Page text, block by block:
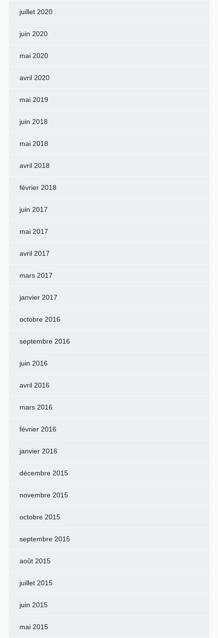
juillet 2020
juin 2020
mai 2020
avril 2020
mai 2019
juin 2018
mai 2018
avril 2018
février 2018
juin 2017
mai 2017
avril 2017
mars 2017
janvier 2017
octobre 2016
septembre 2016
juin 2016
avril 2016
mars 2016
février 2016
janvier 2016
décembre 2015
novembre 2015
octobre 2015
septembre 2015
août 2015
juillet 2015
juin 2015
mai 2015